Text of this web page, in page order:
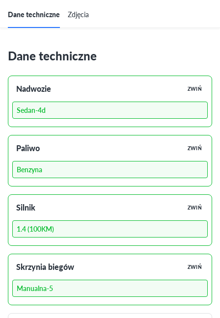
Dane techniczne Zdjęcia
Dane techniczne
Nadwozie ZWIŃ
Sedan-4d
Paliwo ZWIŃ
Benzyna
Silnik ZWIŃ
1.4 (100KM)
Skrzynia biegów ZWIŃ
Manualna-5